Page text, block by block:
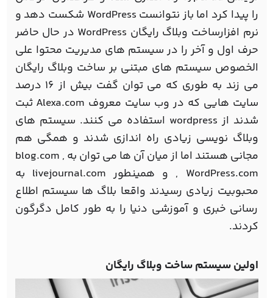
را پیدا کرد اما باز نتوانست WordPress شکست دهد و
نرم افزارساخت وبلاگ رایگان WordPress در حال حاضر
حرف اول و آخر را در سیستم های مدیریت محتوا علی
الخصوص سیستم های مبتنی بر ساخت وبلاگ رایگان
می زند به طوری که می توان گفت بیش از ۱۶ درصد
سایت هایی که در وب سایت معروف Alexa.com ثبت
شدند از wordpress استفاده می کنند. سیستم های
وبلاگ نویسی زیادی راه اندازی شدند و همگی هم
مجانی هستند اما از میان آن ها می توان به blog.com ,
WordPress.com , و همینطور livejournal.com به
محبوبیت زیادی رسیدند واقعا بلاگ ها سیستم اطلاع
رسانی خبری و آموزشی دنیا را به طور کامل دگرگون
کردند.
اولین سیستم ساخت وبلاگ رایگان